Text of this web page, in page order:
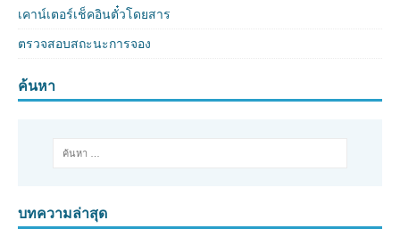
เคาน์เตอร์เช็คอินตั๋วโดยสาร
ตรวจสอบสถะนะการจอง
ค้นหา
บทความล่าสุด